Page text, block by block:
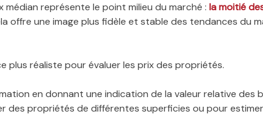
représente le point milieu du marché : la moitié
offre une image plus fidèle et stable des tendances du
réaliste pour évaluer les prix des propriétés.
en donnant une indication de la valeur relative des
des propriétés de différentes superficies ou pour